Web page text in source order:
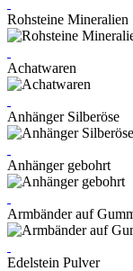
Rohsteine Mineralien
Achatwaren
Anhänger Silberöse
Anhänger gebohrt
Armbänder auf
Edelstein Pulver